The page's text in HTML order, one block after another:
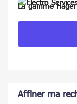
La gamme
Affiner ma